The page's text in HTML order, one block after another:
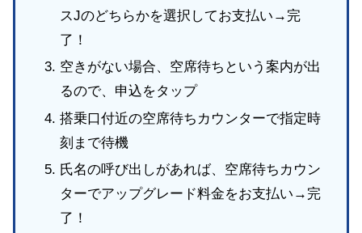
スJのどちらかを選択してお支払い→完
了！
空きがない場合、空席待ちという案内が出
るので、申込をタップ
搭乗口付近の空席待ちカウンターで指定時
刻まで待機
氏名の呼び出しがあれば、空席待ちカウン
ターでアップグレード料金をお支払い→完
了！